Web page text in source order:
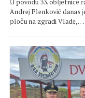
U povodu 33. obljetnice
Andrej Plenković danas
ploču na zgradi Vlade,…